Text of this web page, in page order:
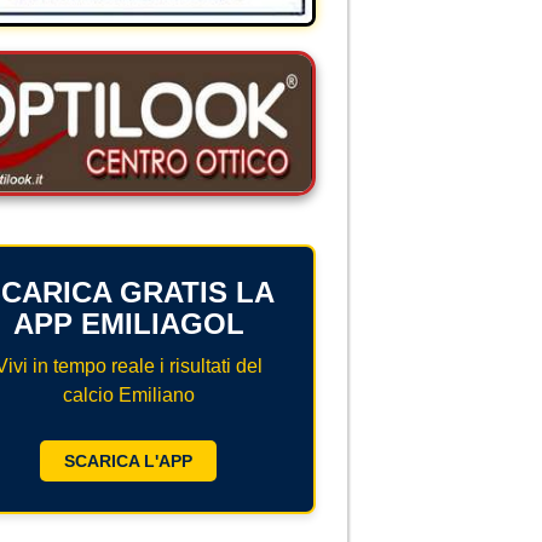
GRATIS LA
APP EMILIAGOL
in tempo reale i risultati del
calcio Emiliano
SCARICA L'APP